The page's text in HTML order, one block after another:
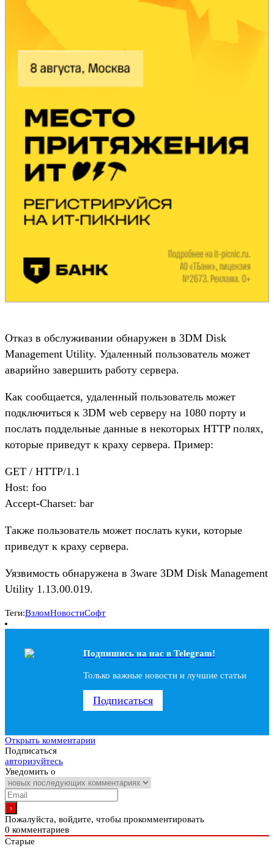
Отказ в обслуживании обнаружен в 3DM Disk
Management Utility. Удаленный пользователь может
аварийно завершить работу сервера.
Как сообщается, удаленный пользователь может
подключиться к 3DM web серверу на 1080 порту и
послать поддельные данные в некоторых HTTP полях,
которые приведут к краху сервера. Пример:
GET / HTTP/1.1
Host: foo
Accept-Charset: bar
Также пользователь может послать куки, которые
приведут к краху сервера.
Уязвимость обнаружена в 3ware 3DM Disk Management
Utility 1.13.00.019.
Теги:ВзломНовостиСофт
Подпишись на наc в Telegram!
Только важные новости и лучшие статьи
Подписаться
Открыть комментарии
Подписаться
авторизуйтесь
Уведомить о
Пожалуйста, войдите, чтобы прокомментировать
0 комментариев
Старые